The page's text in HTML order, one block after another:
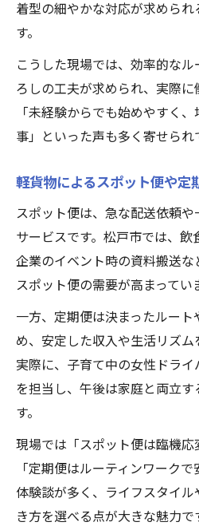
着型の細やかな対応が求められ
す。
こうした現場では、効率的な
ろしの工夫が求められ、実際
「未経験からでも始めやすく
事」といった声も多く寄せられ
軽貨物によるスポット便や定
スポット便は、急な配送依頼
サービスです。松戸市では、飲
企業のイベント時の資料搬送
スポット便の需要が高まってい
一方、定期便は決まったルー
め、安定した収入や生活リズム
実際に、子育て中の女性ドラ
を担当し、午後は家庭と両立す
す。
現場では「スポット便は臨機応
「定期便はルーティンワーク
体験談が多く、ライフスタイ
き方を選べる点が大きな魅力で